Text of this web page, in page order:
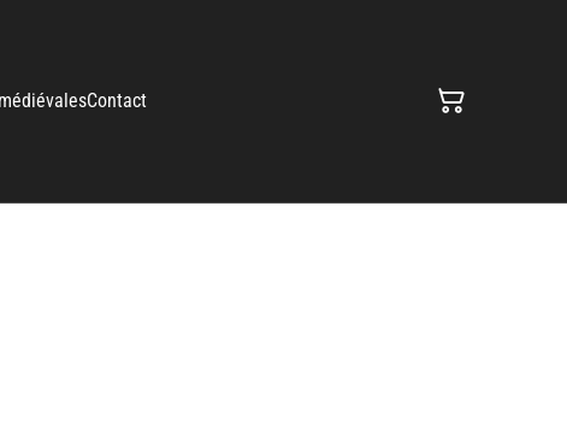
Contact